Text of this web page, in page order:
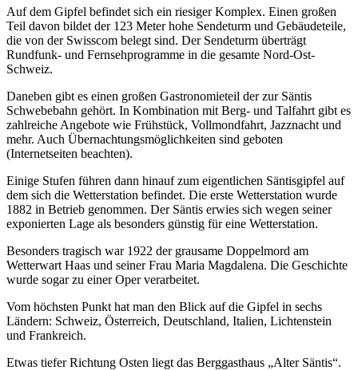
Auf dem Gipfel befindet sich ein riesiger Komplex. Einen großen
Teil davon bildet der 123 Meter hohe Sendeturm und Gebäudeteile,
die von der Swisscom belegt sind. Der Sendeturm überträgt
Rundfunk- und Fernsehprogramme in die gesamte Nord-Ost-
Schweiz.
Daneben gibt es einen großen Gastronomieteil der zur Säntis
Schwebebahn gehört. In Kombination mit Berg- und Talfahrt gibt es
zahlreiche Angebote wie Frühstück, Vollmondfahrt, Jazznacht und
mehr. Auch Übernachtungsmöglichkeiten sind geboten
(Internetseiten beachten).
Einige Stufen führen dann hinauf zum eigentlichen Säntisgipfel auf
dem sich die Wetterstation befindet. Die erste Wetterstation wurde
1882 in Betrieb genommen. Der Säntis erwies sich wegen seiner
exponierten Lage als besonders günstig für eine Wetterstation.
Besonders tragisch war 1922 der grausame Doppelmord am
Wetterwart Haas und seiner Frau Maria Magdalena. Die Geschichte
wurde sogar zu einer Oper verarbeitet.
Vom höchsten Punkt hat man den Blick auf die Gipfel in sechs
Ländern: Schweiz, Österreich, Deutschland, Italien, Lichtenstein
und Frankreich.
Etwas tiefer Richtung Osten liegt das Berggasthaus „Alter Säntis“.